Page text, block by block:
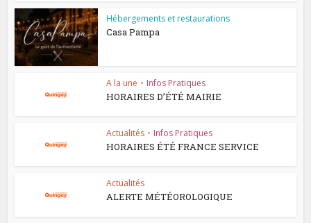
Hébergements et restaurations
Casa Pampa
A la une • Infos Pratiques
HORAIRES D’ÉTÉ MAIRIE
Actualités • Infos Pratiques
HORAIRES ÉTÉ FRANCE SERVICE
Actualités
ALERTE MÉTÉOROLOGIQUE